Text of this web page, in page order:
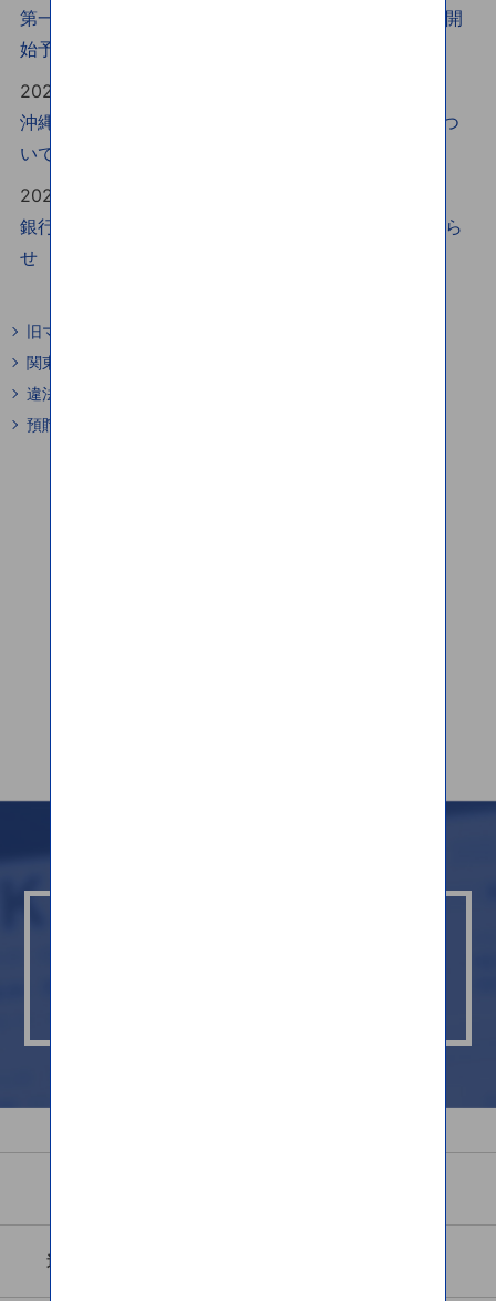
第一種資金移動業の認可取得および高額送金サービス開
始予定のお知らせ
2026年06月25日
沖縄銀行 SBIレミットの国際送金サービス連携開始につ
いて
2026年06月16日
銀行口座宛送金サービスにおける対応通貨拡大のお知ら
せ
旧マネータップ株式会社のニュースリリースはこちら
関東財務局の公式YouTubeチャンネルはこちら
違法送金は危険で犯罪です
預貯金口座が悪用されないために
送金対象国・依頼方法